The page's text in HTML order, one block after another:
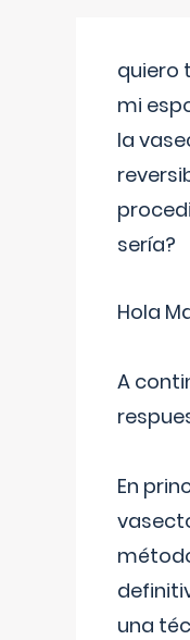
quiero
mi
la
sería?
Hola
A
En
una